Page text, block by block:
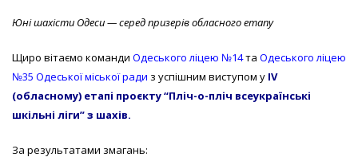
пліч
шкільні
ліги”:
IV
Юні шахісти Одеси — серед призерів обласного етапу
Щиро вітаємо команди Одеського ліцею №14та Одеського ліцею
№35 Одеської міської ради з успішним виступом у IV
(обласному) етапі проєкту “Пліч-о-пліч всеукраїнські
шкільні ліги”з шахів.
За результатами змагань: